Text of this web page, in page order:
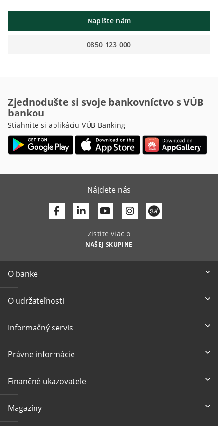
Napíšte nám
0850 123 000
Zjednodušte si svoje bankovníctvo s VÚB
bankou
Stiahnite si aplikáciu VÚB Banking
Nájdete nás
Facebook
LinkedinYoutube
Zistite viac o
NAŠEJ SKUPINE
O banke
O udržateľnosti
Informačný servis
Právne informácie
Finančné ukazovatele
Magazíny